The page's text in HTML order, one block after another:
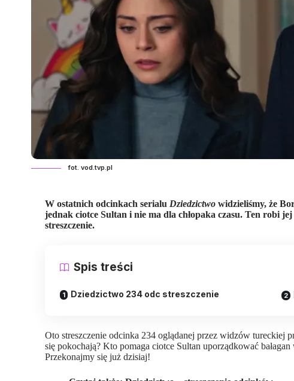
fot. vod.tvp.pl
W ostatnich odcinkachserialu Dziedzictwo widzieliśmy, że
jednak ciotce Sultan i nie ma dla chłopaka czasu. Ten robi
streszczenie.
Spis treści
Dziedzictwo 234 odc streszczenie
Oto streszczenie odcinka 234 oglądanej przez widzów tureckiej
się pokochają? Kto pomaga ciotce Sultan uporządkować
Przekonajmy się już dzisiaj!